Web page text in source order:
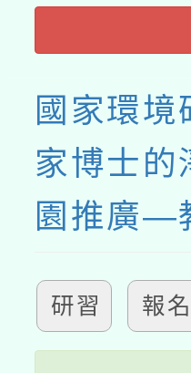
國家環
家博士的
園推廣—
研習 報名